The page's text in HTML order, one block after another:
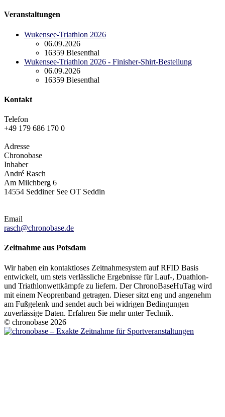
Veranstaltungen
Wukensee-Triathlon 2026
06.09.2026
16359 Biesenthal
Wukensee-Triathlon 2026 - Finisher-Shirt-Bestellung
06.09.2026
16359 Biesenthal
Kontakt
Telefon
+49 179 686 170 0
Adresse
Chronobase
Inhaber
André Rasch
Am Milchberg 6
14554 Seddiner See OT Seddin
Email
rasch@chronobase.de
Zeitnahme aus Potsdam
Wir haben ein kontaktloses Zeitnahmesystem auf RFID Basis
entwickelt, um stets verlässliche Ergebnisse für Lauf-, Duathlon-
und Triathlonwettkämpfe zu liefern. Der ChronoBaseHuTag wird
mit einem Neoprenband getragen. Dieser sitzt eng und angenehm
am Fußgelenk und sendet auch bei widrigen Bedingungen
zuverlässige Daten. Erfahren Sie mehr unter Technik.
© chronobase 2026